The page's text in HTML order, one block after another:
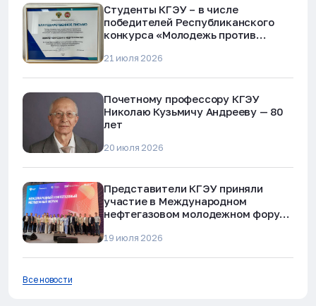
Студенты КГЭУ – в числе
победителей Республиканского
конкурса «Молодежь против
мошенничества»
21 июля 2026
Почетному профессору КГЭУ
Николаю Кузьмичу Андрееву — 80
лет
20 июля 2026
Представители КГЭУ приняли
участие в Международном
нефтегазовом молодежном форуме
19 июля 2026
Все новости